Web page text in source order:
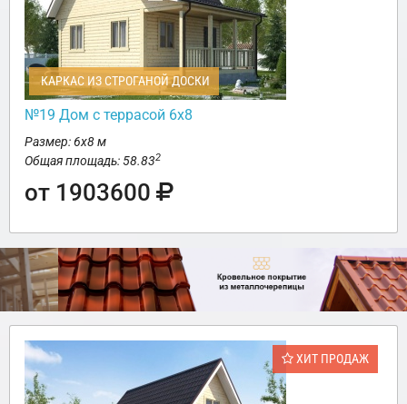
КАРКАС ИЗ СТРОГАНОЙ ДОСКИ
№19 Дом с террасой 6х8
Размер: 6х8 м
Общая площадь: 58.832
от 1903600
ХИТ ПРОДАЖ